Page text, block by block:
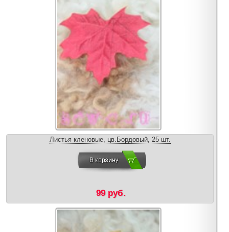
Листья кленовые, цв.Бордовый, 25 шт.
99 руб.